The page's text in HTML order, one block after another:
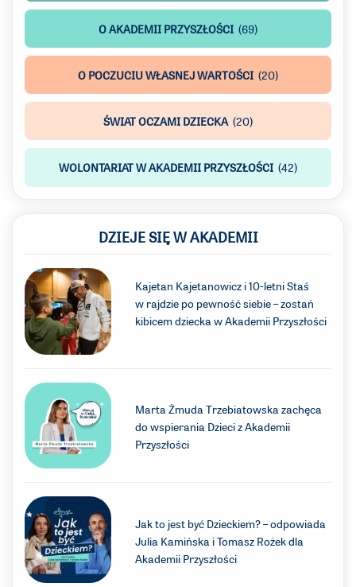
O AKADEMII PRZYSZŁOŚCI (69)
O POCZUCIU WŁASNEJ WARTOŚCI (20)
ŚWIAT OCZAMI DZIECKA (20)
WOLONTARIAT W AKADEMII PRZYSZŁOŚCI (42)
DZIEJE SIĘ W AKADEMII
Kajetan Kajetanowicz i 10-letni Staś
w rajdzie po pewność siebie – zostań
kibicem dziecka w Akademii Przyszłości
Marta Żmuda Trzebiatowska zachęca
do wspierania Dzieci z Akademii
Przyszłości
Jak to jest być Dzieckiem? – odpowiada
Julia Kamińska i Tomasz Rożek dla
Akademii Przyszłości